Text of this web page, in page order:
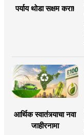
पर्याय थोडा सक्षम करा!
आर्थिक स्वातंत्र्याचा नवा
जाहीरनामा